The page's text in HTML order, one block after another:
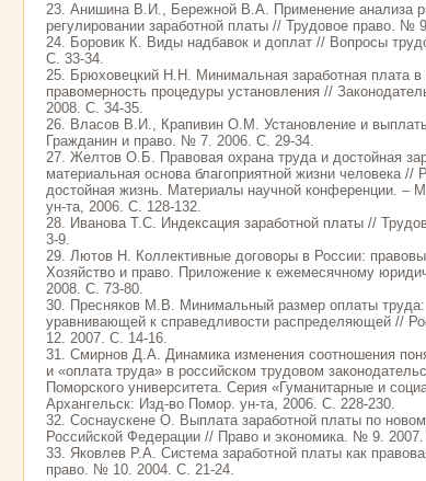
23. Анишина В.И., Бережной В.А. Применение анализа
регулировании заработной платы // Трудовое право. №
24. Боровик К. Виды надбавок и доплат // Вопросы
С. 33-34.
25. Брюховецкий Н.Н. Минимальная заработная плата в
правомерность процедуры установления //
2008. С. 34-35.
26. Власов В.И., Крапивин О.М. Установление и
Гражданин и право. № 7. 2006. С. 29-34.
27. Желтов О.Б. Правовая охрана труда и достойная
материальная основа благоприятной жизни человека //
достойная жизнь. Материалы научной конференции. –
ун-та, 2006. С. 128-132.
28. Иванова Т.С. Индексация заработной платы //
3-9.
29. Лютов Н. Коллективные договоры в России:
Хозяйство и право. Приложение к ежемесячному
2008. С. 73-80.
30. Пресняков М.В. Минимальный размер оплаты труда:
уравнивающей к справедливости распределяющей //
12. 2007. С. 14-16.
31. Смирнов Д.А. Динамика изменения соотношения
и «оплата труда» в российском трудовом
Поморского университета. Серия «Гуманитарные и
Архангельск: Изд-во Помор. ун-та, 2006. С. 228-230.
32. Соснаускене О. Выплата заработной платы по
Российской Федерации // Право и экономика. № 9.
33. Яковлев Р.А. Система заработной платы как
право. № 10. 2004. С. 21-24.